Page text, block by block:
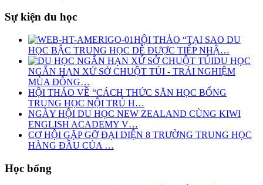
Sự kiện du học
HỘI THẢO “TẠI SAO DU
HỌC BẬC TRUNG HỌC DỄ ĐƯỢC TIẾP NHẬ…
DU HỌC
NGẮN HẠN XỨ SỞ CHUỘT TÚI - TRẢI NGHIỆM
MÙA ĐÔNG…
HỘI THẢO VỀ “CÁCH THỨC SĂN HỌC BỔNG
TRUNG HỌC NỘI TRÚ H…
NGÀY HỘI DU HỌC NEW ZEALAND CÙNG KIWI
ENGLISH ACADEMY V…
CƠ HỘI GẶP GỠ ĐẠI DIỆN 8 TRƯỜNG TRUNG HỌC
HÀNG ĐẦU CỦA …
Học bổng